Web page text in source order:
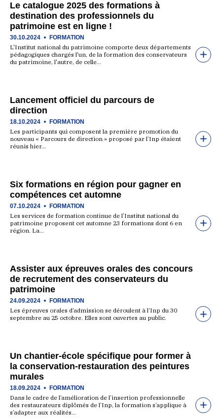
Le catalogue 2025 des formations à
destination des professionnels du
patrimoine est en ligne !
30.10.2024 FORMATION
L'Institut national du patrimoine comporte deux départements
pédagogiques chargés l'un, de la formation des conservateurs
du patrimoine, l'autre, de celle…
Lancement officiel du parcours de
direction
18.10.2024 FORMATION
Les participants qui composent la première promotion du
nouveau « Parcours de direction » proposé par l’Inp étaient
réunis hier…
Six formations en région pour gagner en
compétences cet automne
07.10.2024 FORMATION
Les services de formation continue de l’Institut national du
patrimoine proposent cet automne 23 formations dont 6 en
région. La…
Assister aux épreuves orales des concours
de recrutement des conservateurs du
patrimoine
24.09.2024 FORMATION
Les épreuves orales d’admission se déroulent à l’Inp du 30
septembre au 25 octobre. Elles sont ouvertes au public.
Un chantier-école spécifique pour former à
la conservation-restauration des peintures
murales
18.09.2024 FORMATION
Dans le cadre de l’amélioration de l’insertion professionnelle
des restaurateurs diplômés de l’Inp, la formation s’applique à
s’adapter aux réalités…